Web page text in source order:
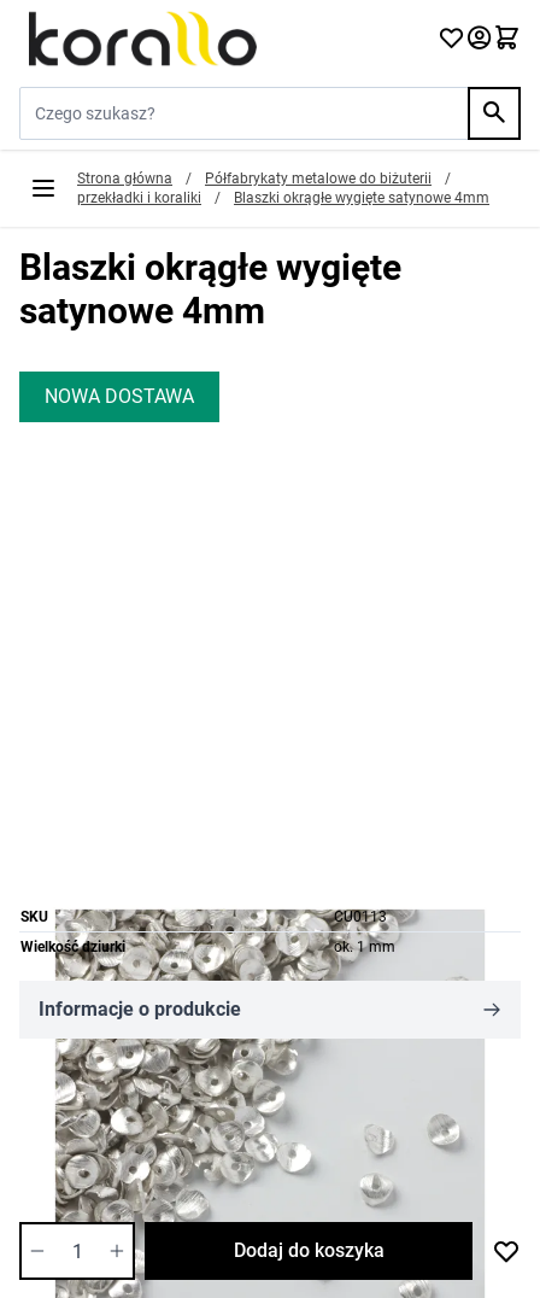
Przejdź do treści
Strona główna / Półfabrykaty metalowe do biżuterii
/
przekładki i koraliki
/ Blaszki okrągłe wygięte satynowe 4mm
Blaszki okrągłe wygięte
satynowe 4mm
NOWA DOSTAWA
SKU
CU0113
Wielkość dziurki
ok. 1 mm
Informacje o produkcie
1,65 zł
Cena za opakowanie
Ilość w opakowaniu: 10 szt.
Dostępność:
Dodaj do koszyka